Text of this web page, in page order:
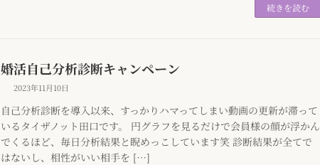
続きを読む
婚活自己分析診断キャンペーン
2023年11月10日
自己分析診断を導入以来、すっかりハマってしまい動画の更新が滞って
いるタイザノット田口です。 円グラフを見るだけで会員様の顔が浮かん
でくるほど、毎日分析結果と睨めっこしています笑 診断結果が全てで
はないし、相性がいい相手を […]